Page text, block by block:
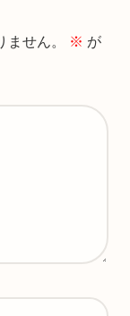
せん。 ※ が